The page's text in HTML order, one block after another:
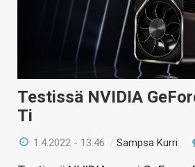
Testissä NVIDIA
Ti
1.4.2022 - 13:46 /Sampsa Kurri